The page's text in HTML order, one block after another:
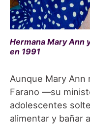
Hermana Mary Ann
en 1991
Aunque Mary Ann
Farano —su
adolescentes
alimentar y bañar